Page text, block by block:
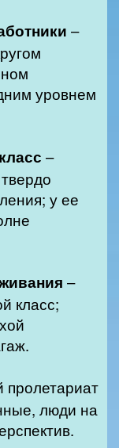
–
уровнем
–
у ее
–
класс;
люди на